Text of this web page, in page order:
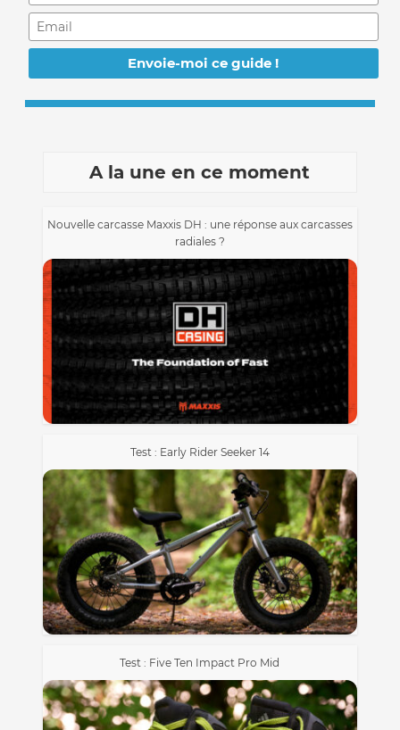
A la une en ce moment
Nouvelle carcasse Maxxis DH : une réponse aux carcasses
radiales ?
Test : Early Rider Seeker 14
Test : Five Ten Impact Pro Mid